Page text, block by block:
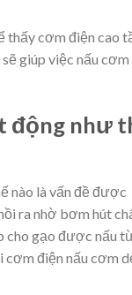
thấy cơm điện cao
sẽ giúp việc nấu
động như
nào là vấn đề được
ra nhờ bơm hút
cho gạo được nấu
cơm điện nấu cơm